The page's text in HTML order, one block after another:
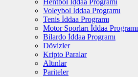
Hentbol İddaa Programı
Voleybol İddaa Programı
Tenis İddaa Programı
Motor Sporları İddaa Programı
Bilardo İddaa Programı
Dövizler
Kripto Paralar
Altınlar
Pariteler